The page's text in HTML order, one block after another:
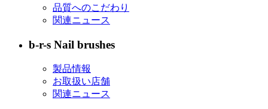
品質へのこだわり
関連ニュース
b-r-s Nail brushes
製品情報
お取扱い店舗
関連ニュース